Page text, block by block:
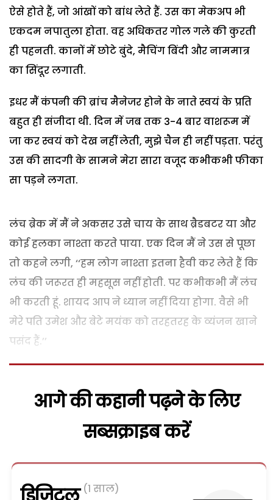
ऐसे होते हैं, जो आंखों को बांध लेते हैं. उस का मेकअप भी
एकदम नपातुला होता. वह अधिकतर गोल गले की कुरती
ही पहनती. कानों में छोटे बुंदे, मैचिंग बिंदी और नाममात्र
का सिंदूर लगाती.
इधर मैं कंपनी की ब्रांच मैनेजर होने के नाते स्वयं के प्रति
बहुत ही संजीदा थी. दिन में जब तक 3-4 बार वाशरूम में
जा कर स्वयं को देख नहीं लेती, मुझे चैन ही नहीं पड़ता. परंतु
उस की सादगी के सामने मेरा सारा वजूद कभीकभी फीका
सा पड़ने लगता.
लंच ब्रेक में मैं ने अकसर उसे चाय के साथ ब्रैडबटर या और
कोई हलका नाश्ता करते पाया. एक दिन मैं ने उस से पूछा
तो कहने लगी, ‘‘हम लोग नाश्ता इतना हैवी कर लेते हैं कि
लंच की जरूरत ही महसूस नहीं होती. पर कभीकभी मैं लंच
भी करती हूं. शायद आप ने ध्यान नहीं दिया होगा. वैसे भी
मेरे पति उमेश और बेटे मयंक को तरहतरह के व्यंजन खाने
पसंद हैं.’’
आगे की कहानी पढ़ने के लिए
सब्सक्राइब करें
(1 साल)